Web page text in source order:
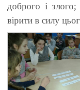
доброго і
вірити в силу